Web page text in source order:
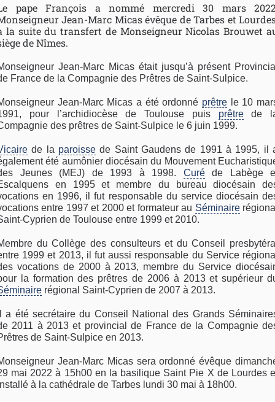
pape François a nommé mercredi 30 mars
Jean-Marc Micas évêque de Tarbes et
la suite du transfert de Monseigneur Nicolas Brouwet
de Nîmes.
Jean-Marc Micas était jusqu’à présent
France de la Compagnie des Prêtres de Saint-Sulpice.
Jean-Marc Micas a été ordonné prêtre le 10
pour l’archidiocèse de Toulouse puis prêtrede
des prêtres de Saint-Sulpice le 6 juin 1999.
de la paroisse de Saint Gaudens de 1991 à 1995, il
été aumônier diocésain du Mouvement
Jeunes (MEJ) de 1993 à 1998. Curéde Labège
en 1995 et membre du bureau diocésain
en 1996, il fut responsable du service diocésain
entre 1997 et 2000 et formateur au Séminaire
Cyprien de Toulouse entre 1999 et 2010.
du Collège des consulteurs et du Conseil
1999 et 2013, il fut aussi responsable du Service
vocations de 2000 à 2013, membre du Service
la formation des prêtres de 2006 à 2013 et supérieur
régional Saint-Cyprien de 2007 à 2013.
a été secrétaire du Conseil National des Grands
2011 à 2013 et provincial de France de la Compagnie
de Saint-Sulpice en 2013.
Jean-Marc Micas sera ordonné évêque
mai 2022 à 15h00 en la basilique Saint Pie X de Lourdes
à la cathédrale de Tarbes lundi 30 mai à 18h00.